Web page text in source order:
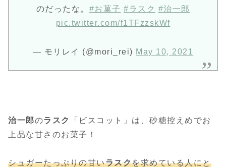
のだったな。 #お菓子 #ラスク #治一郎
pic.twitter.com/f1TFzzskWf
— モリレイ (@mori_rei) May 10, 2021
治一郎のラスク
「ビスコット」は、砂糖控えめでお
上品な甘さのお菓子！
シュガーたっぷりの甘いラスクを求めている人にと